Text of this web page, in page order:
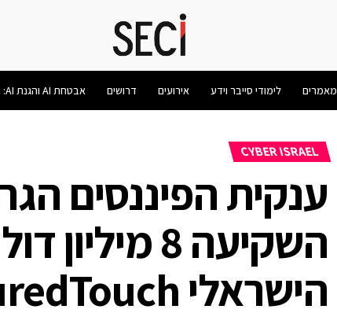
מאמרים לימודי סייבר וידע אירועים דרושים אבטחת AI והגנת AI: המדריך המלא 2026
CYBER ISRAEL
השקיעה 8